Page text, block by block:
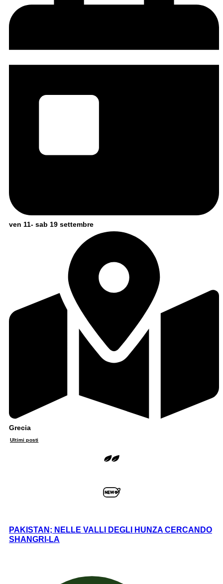
ven 11- sab 19 settembre
Grecia
Ultimi posti
PAKISTAN; NELLE VALLI DEGLI HUNZA CERCANDO
SHANGRI-LA